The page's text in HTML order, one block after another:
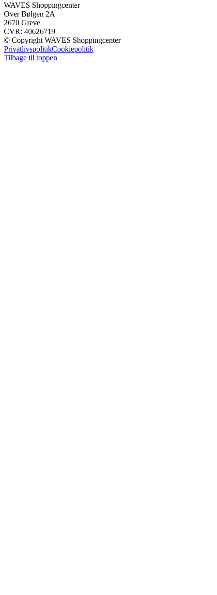
WAVES Shoppingcenter
Over Bølgen 2A
2670 Greve
CVR: 40626719
© Copyright WAVES Shoppingcenter
PrivatlivspolitikCookiepolitik
Tilbage til toppen